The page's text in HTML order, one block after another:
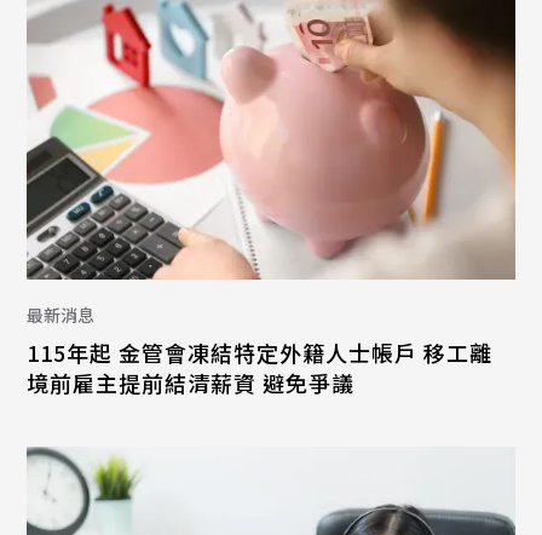
最新消息
115年起 金管會凍結特定外籍人士帳戶 移工離
境前雇主提前結清薪資 避免爭議